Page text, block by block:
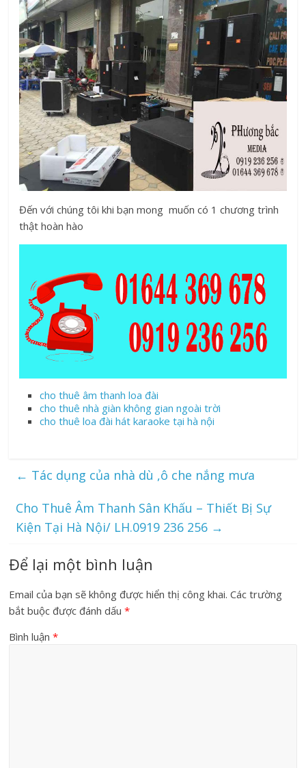
Đến với chúng tôi khi bạn mong muốn có 1 chương trình
thật hoàn hào
cho thuê âm thanh loa đài
cho thuê nhà giàn không gian ngoài trời
cho thuê loa đài hát karaoke tại hà nội
← Tác dụng của nhà dù ,ô che nắng mưa
Cho Thuê Âm Thanh Sân Khấu – Thiết Bị Sự
Kiện Tại Hà Nội/ LH.0919 236 256 →
Để lại một bình luận
Email của bạn sẽ không được hiển thị công khai. Các trường
bắt buộc được đánh dấu*
Bình luận*